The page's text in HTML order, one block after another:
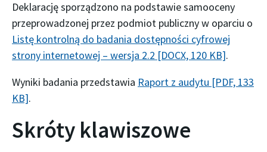
Deklarację sporządzono na podstawie samooceny
przeprowadzonej przez podmiot publiczny w oparciu o
Listę kontrolną do badania dostępności cyfrowej
strony internetowej – wersja 2.2 [DOCX, 120 KB].
Wyniki badania przedstawia Raport z audytu [PDF, 133
KB].
Skróty klawiszowe